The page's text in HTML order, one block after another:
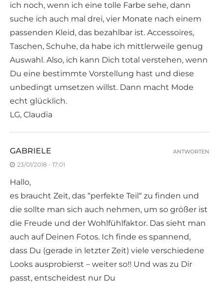
ich noch, wenn ich eine tolle Farbe sehe, dann
suche ich auch mal drei, vier Monate nach einem
passenden Kleid, das bezahlbar ist. Accessoires,
Taschen, Schuhe, da habe ich mittlerweile genug
Auswahl. Also, ich kann Dich total verstehen, wenn
Du eine bestimmte Vorstellung hast und diese
unbedingt umsetzen willst. Dann macht Mode
echt glücklich.
LG, Claudia
GABRIELE
23/01/2018 - 17:01
Hallo,
es braucht Zeit, das “perfekte Teil“ zu finden und
die sollte man sich auch nehmen, um so größer ist
die Freude und der Wohlfühlfaktor. Das sieht man
auch auf Deinen Fotos. Ich finde es spannend,
dass Du (gerade in letzter Zeit) viele verschiedene
Looks ausprobierst – weiter so!! Und was zu Dir
passt, entscheidest nur Du
ANTWORTEN